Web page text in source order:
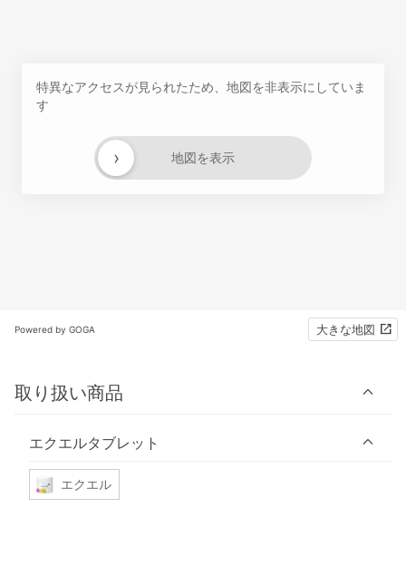
特異なアクセスが見られたため、地図を非表示にしていま
す
地図を表示
›
Powered by GOGA 大きな地図
取り扱い商品
エクエルタブレット
エクエル